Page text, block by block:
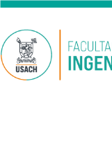
Pular para o